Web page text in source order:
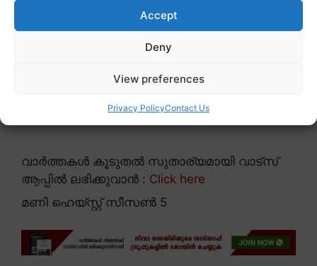
Accept
Deny
View preferences
Privacy PolicyContact Us
വാർത്തകൾ കൂടുതൽ സുതാര്യമായി വാട്സ്
ആപ്പിൽ ലഭിക്കുവാൻ : Click here
മണി ഹെയ്സ്റ്റ് സീസണ്‍ 5